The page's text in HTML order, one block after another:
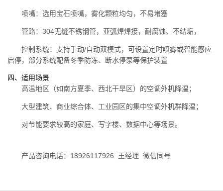
喷嘴：选用宝石喷嘴，雾化颗粒均匀，不易堵塞
管路：304无缝不锈钢管，亚弧焊焊接，耐腐蚀、不结垢，
控制系统：支持手动/自动双模式，可设置定时喷雾或智能感应
启停，部分系统配备冬季防冻、断水停泵等保护装置
四、适用场景
高温地区（如南方夏季、西北干旱区）的空调外机降温；
大型建筑、商业综合体、工业园区的集中空调外机群降温；
对节能要求较高的家庭、写字楼、数据中心等场景。
产品咨询电话：18926117926 王经理 微信同号